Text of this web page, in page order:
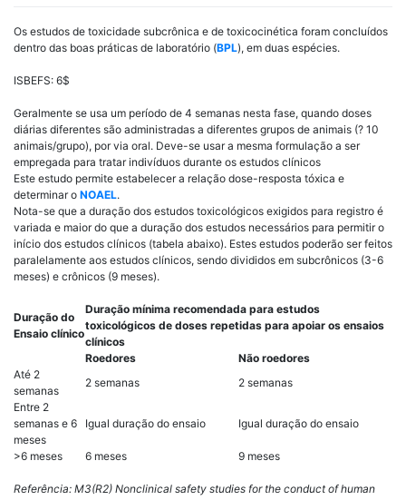
Os estudos de toxicidade subcrônica e de toxicocinética foram concluídos
dentro das boas práticas de laboratório (BPL), em duas espécies.
ISBEFS: 6$
Geralmente se usa um período de 4 semanas nesta fase, quando doses
diárias diferentes são administradas a diferentes grupos de animais (? 10
animais/grupo), por via oral. Deve-se usar a mesma formulação a ser
empregada para tratar indivíduos durante os estudos clínicos
Este estudo permite estabelecer a relação dose-resposta tóxica e
determinar o NOAEL.
Nota-se que a duração dos estudos toxicológicos exigidos para registro é
variada e maior do que a duração dos estudos necessários para permitir o
início dos estudos clínicos (tabela abaixo). Estes estudos poderão ser feitos
paralelamente aos estudos clínicos, sendo divididos em subcrônicos (3-6
meses) e crônicos (9 meses).
Duração do
Ensaio clínico
Duração mínima recomendada para estudos
toxicológicos de doses repetidas para apoiar os ensaios
clínicos
Roedores
Não roedores
Até 2
semanas
2 semanas
2 semanas
Entre 2
semanas e 6
meses
Igual duração do ensaio Igual duração do ensaio
>6 meses 6 meses 9 meses
Referência: M3(R2) Nonclinical safety studies for the conduct of human